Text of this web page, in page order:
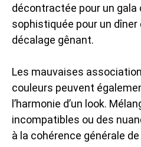
décontractée pour un gala
sophistiquée pour un
décalage gênant.
Les mauvaises
couleurs peuvent
l’harmonie d’un look.
incompatibles ou des
à la cohérence générale